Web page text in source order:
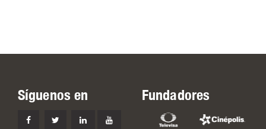
Síguenos en Fundadores